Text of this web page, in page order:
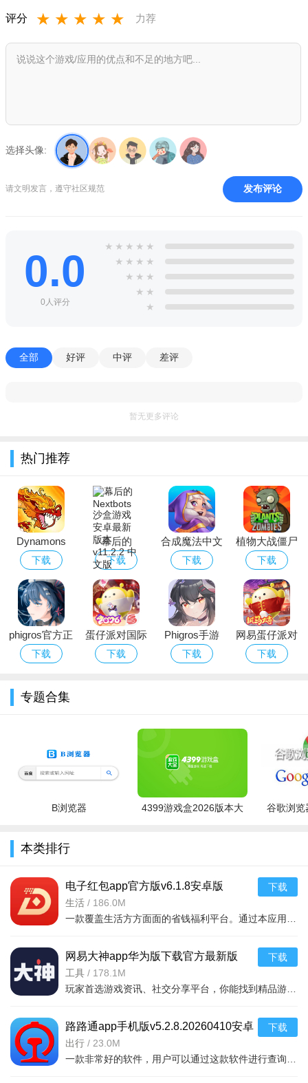
1、海上探险与岛屿寻宝：驾驶海盗船航行至不同岛屿，每个
藏与挑战。
3、道具与技能收集：通过寻宝获得金币，解锁加速鞋、炸弹
等道具，或提升攻击、挖掘速度等特殊技能。
1、创新挖掘机制：以铲子挖掘地形为核心玩法，打破传统横
定路径才能通过的迷宫)，结合敌人与陷阱提升挑战性。
探索可解锁成就或特殊造型。
铲子海盗(Shovel Pirate)游戏优势
1、像素风格与轻量化体验：复古像素画面搭配简洁操作，每
局关卡时长较短，适合碎片化时间游玩。
2、策略与操作结合：挖掘地形的策略性与躲避敌人的操作性
并存，兼顾休闲与硬核玩家需求。
3、持续更新维护：开发团队定期修复漏洞、优化体验，保持
游戏流畅性。
铲子海盗(Shovel Pirate)游戏亮点
开寻宝之旅，融合探险、战斗与解谜元素。
2、动态地形互动：通过铲子实时改变场景地形，如挖掘坑洞
困住敌人、搭建台阶到达高处，玩法灵活多变。
3、多人竞争模式：支持在线比拼通关速度，争夺“海盗王”头
评分 ★ ★ ★ ★ ★ 力荐
选择头像:
请文明发言，遵守社区规范 发布评论
0.0
0人评分
★ ★ ★ ★ ★
★ ★ ★ ★
★ ★ ★
★ ★
★
全部 好评 中评 差评
暂无更多评论
热门推荐
Dynamons
World下载
2026最新版
下载
幕后的
Nextbots沙盒
游戏安卓最新
版本
下载
合成魔法中文
版
下载
植物大战僵尸
经典版下载安
装免费
下载
phigros官方正
版下载2026最
下载
蛋仔派对国际
服Eggy Party
下载
Phigros手游
官方下载最新
下载
网易蛋仔派对
游戏免费版下
下载
专题合集
B浏览器
4399游戏盒2026版本大
谷歌浏览
本类排行
电子红包app官方版v6.1.8安卓版
生活 / 186.0M
下载
网易大神app华为版下载官方最新版
v4.15.0华为版
工具 / 178.1M
下载
路路通app手机版v5.2.8.20260410安卓
版
出行 / 23.0M
下载